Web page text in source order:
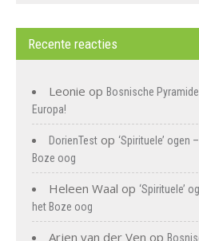
Recente reacties
Leonie op Bosnische
Europa!
DorienTest op ‘Spirituele’ ogen
Boze oog
Heleen Waal op ‘Spirituele’
het Boze oog
Arjen van der Ven op